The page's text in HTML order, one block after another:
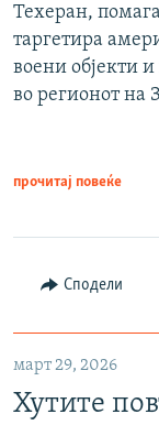
Техеран,
таргетира
воени објекти
во регионот на
прочитај повеќе
Сподели
март 29, 2026
Хутите